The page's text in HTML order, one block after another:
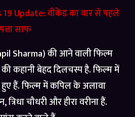
19 Update: वीकेंड का वार से पहले
साफ
Sharma) की आने वाली फिल्म
कहानी बेहद दिलचस्प है. फिल्म में
हुए हैं. फिल्म में कपिल के अलावा
चौधरी और हीरा वरीना हैं.